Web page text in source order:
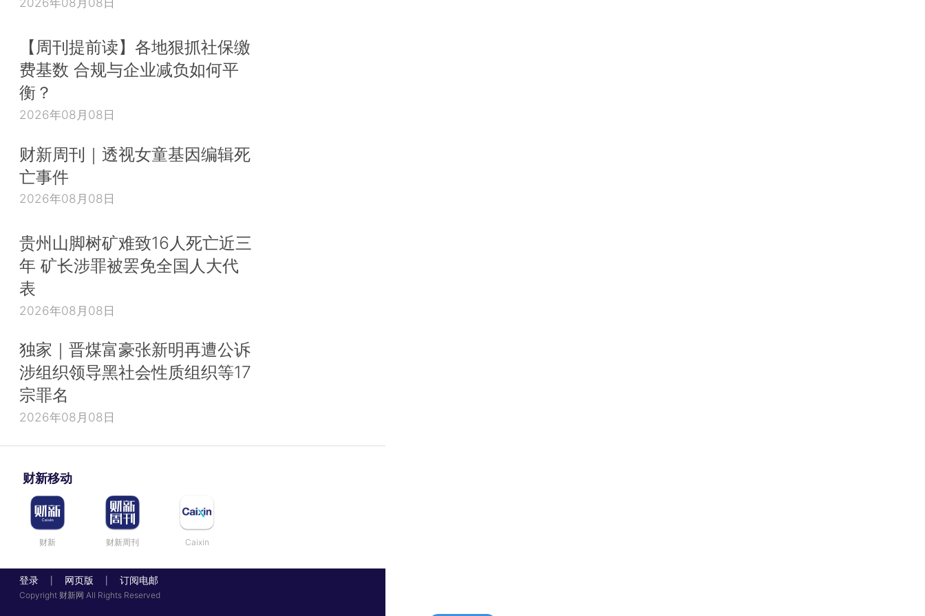
【周刊提前读】各地狠抓社保缴
费基数 合规与企业减负如何平
衡？
2026年08月08日
财新周刊｜透视女童基因编辑死
亡事件
2026年08月08日
贵州山脚树矿难致16人死亡近三
年 矿长涉罪被罢免全国人大代
表
2026年08月08日
独家｜晋煤富豪张新明再遭公诉
涉组织领导黑社会性质组织等17
宗罪名
2026年08月08日
财新移动
财新 财新周刊 Caixin
登录 网页版 订阅电邮
Copyright 财新网 All Rights Reserved